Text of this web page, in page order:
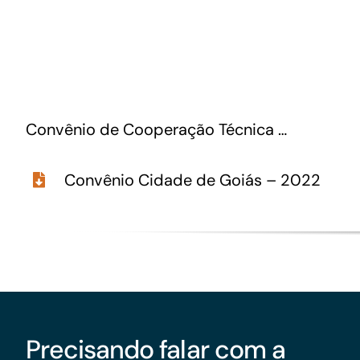
Turismo
Convênio de Cooperação Técnica …
Convênio Cidade de Goiás – 2022
Precisando falar com a